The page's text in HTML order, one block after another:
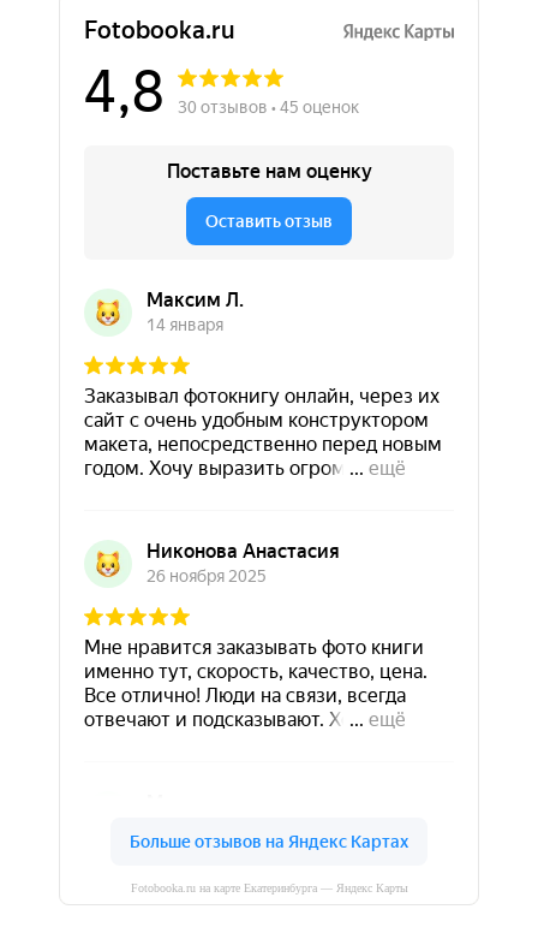
Fotobooka.ru на карте Екатеринбурга — Яндекс Карты